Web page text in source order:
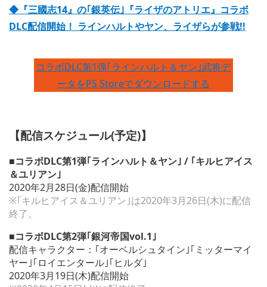
◆『三國志14』の｢銀英伝｣『ライザのアトリエ』コラボ
DLC配信開始！ ラインハルトやヤン、ライザらが参戦!!
コラボDLC第1弾｢ラインハルト＆ヤン｣武将デ
ータをPS Storeでダウンロードする
【配信スケジュール(予定)】
■コラボDLC第1弾｢ラインハルト＆ヤン｣ / ｢キルヒアイス
＆ユリアン｣
2020年2月28日(金)配信開始
※｢キルヒアイス＆ユリアン｣は2020年3月26日(木)に配信
終了。
■コラボDLC第2弾｢銀河帝国vol.1｣
配信キャラクター：｢オーベルシュタイン｣｢ミッターマイ
ヤー｣｢ロイエンタール｣｢ヒルダ｣
2020年3月19日(木)配信開始